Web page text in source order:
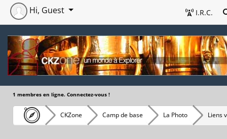
I.R.C.
Hi, Guest
1 membres en ligne. Connectez-vous !
CKZone Camp de base La Photo Liens